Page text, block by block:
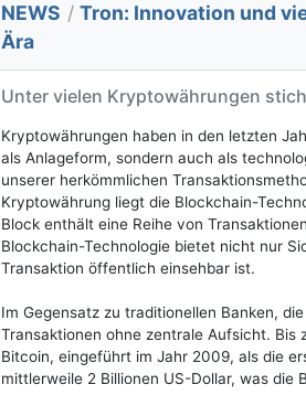
NEWS / Tron: Innovation und
Ära
Unter vielen Kryptowährungen
Kryptowährungen haben in den letzten
als Anlageform, sondern auch als
unserer herkömmlichen
Kryptowährung liegt die Blockchain-
Block enthält eine Reihe von
Blockchain-Technologie bietet nicht nur
Transaktion öffentlich einsehbar ist.
Im Gegensatz zu traditionellen Banken,
Transaktionen ohne zentrale Aufsicht.
Bitcoin, eingeführt im Jahr 2009, als die
mittlerweile 2 Billionen US-Dollar, was die